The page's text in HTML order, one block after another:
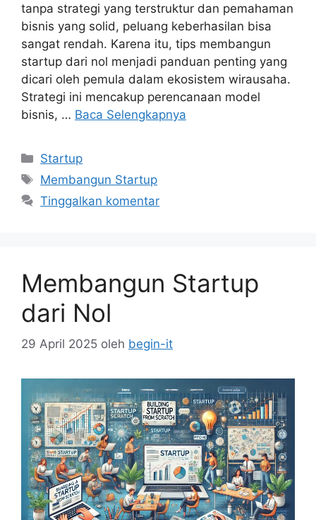
tanpa strategi yang terstruktur dan pemahaman
bisnis yang solid, peluang keberhasilan bisa
sangat rendah. Karena itu, tips membangun
startup dari nol menjadi panduan penting yang
dicari oleh pemula dalam ekosistem wirausaha.
Strategi ini mencakup perencanaan model
bisnis, … Baca Selengkapnya
Kategori
Startup
Tag
Membangun Startup
Tinggalkan komentar
Membangun Startup
dari Nol
29 April 2025 oleh begin-it